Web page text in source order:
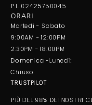
P.I. 02425750045
ORARI
Martedi - Sabato
9:00AM - 12:00PM
2:30PM - 18:00PM
Domenica -Lunedì:
Chiuso
TRUSTPILOT
PIÙ DEL 98% DEI NOSTRI